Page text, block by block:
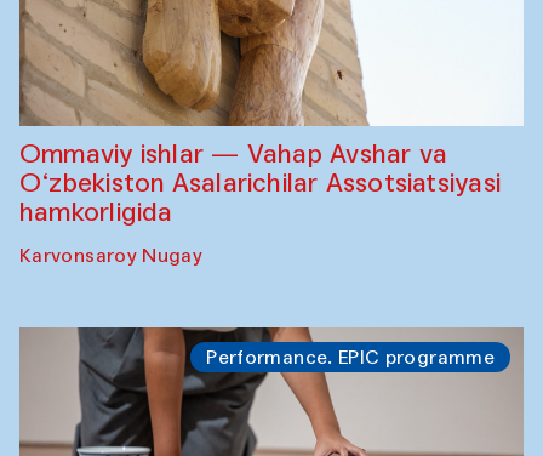
Ommaviy ishlar — Vahap Avshar va
O‘zbekiston Asalarichilar Assotsiatsiyasi
hamkorligida
Karvonsaroy Nugay
Performance. EPIC programme